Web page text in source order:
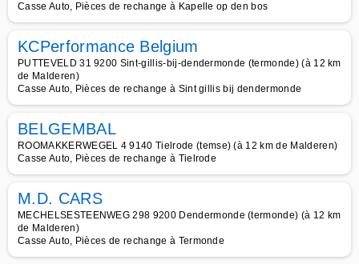
Casse Auto, Pièces de rechange à Kapelle op den bos
KCPerformance Belgium
PUTTEVELD 31 9200 Sint-gillis-bij-dendermonde (termonde) (à 12 km
de Malderen)
Casse Auto, Pièces de rechange à Sint gillis bij dendermonde
BELGEMBAL
ROOMAKKERWEGEL 4 9140 Tielrode (temse) (à 12 km de Malderen)
Casse Auto, Pièces de rechange à Tielrode
M.D. CARS
MECHELSESTEENWEG 298 9200 Dendermonde (termonde) (à 12 km
de Malderen)
Casse Auto, Pièces de rechange à Termonde